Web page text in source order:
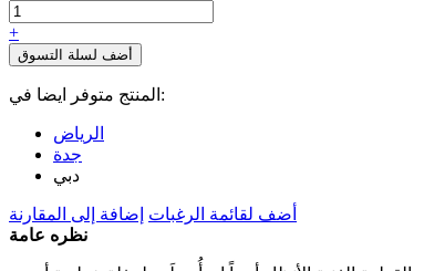
+
أضف لسلة التسوق
المنتج متوفر ايضا في:
الرياض
جدة
دبي
أضف لقائمة الرغبات إضافة إلى المقارنة
نظره عامة